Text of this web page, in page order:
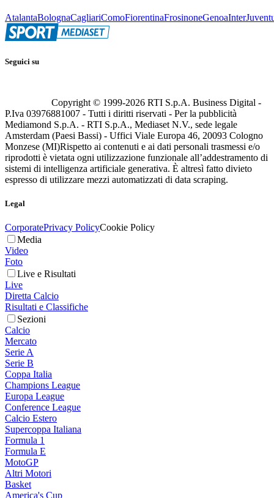
AtalantaBolognaCagliariComoFiorentinaFrosinoneGenoaInter
Seguici su
Copyright © 1999-2026 RTI S.p.A. Business Digital -
P.Iva 03976881007 - Tutti i diritti riservati - Per la pubblicità
Mediamond S.p.A. - RTI S.p.A., Mediaset N.V., sede legale
Amsterdam (Paesi Bassi) - Uffici Viale Europa 46, 20093 Cologno
Monzese (MI)Rispetto ai contenuti e ai dati personali trasmessi e/o
riprodotti è vietata ogni utilizzazione funzionale all’addestramento di
sistemi di intelligenza artificiale generativa. È altresì fatto divieto
espresso di utilizzare mezzi automatizzati di data scraping.
Legal
CorporatePrivacy PolicyCookie Policy
Media
Video
Foto
Live e Risultati
Live
Diretta Calcio
Risultati e Classifiche
Sezioni
Calcio
Mercato
Serie A
Serie B
Coppa Italia
Champions League
Europa League
Conference League
Calcio Estero
Supercoppa Italiana
Formula 1
Formula E
MotoGP
Altri Motori
Basket
America's Cup